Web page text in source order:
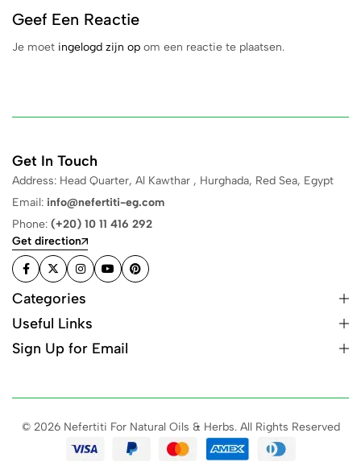
Geef Een Reactie
Je moet ingelogd zijn op om een reactie te plaatsen.
Get In Touch
Address: Head Quarter, Al Kawthar , Hurghada, Red Sea, Egypt
Email: info@nefertiti-eg.com
Phone: (+20) 10 11 416 292
Get direction
Categories
Useful Links
Sign Up for Email
© 2026 Nefertiti For Natural Oils & Herbs. All Rights Reserved